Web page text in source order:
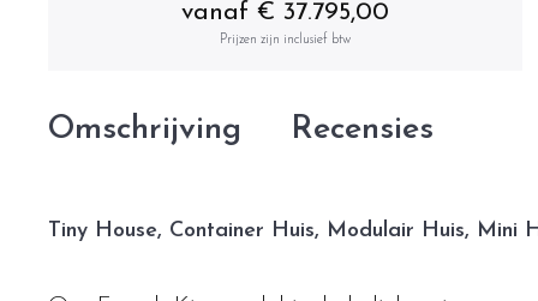
vanaf € 37.795,00
Prijzen zijn inclusief btw
Omschrijving Recensies
Tiny House, Container Huis, Modulair Huis, Mini